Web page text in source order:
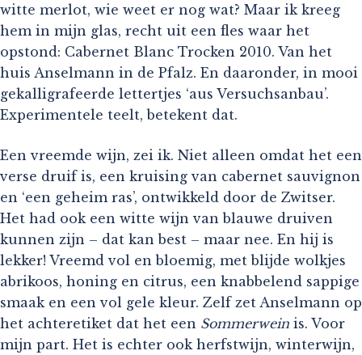
witte merlot, wie weet er nog wat? Maar ik kreeg
hem in mijn glas, recht uit een fles waar het
opstond: Cabernet Blanc Trocken 2010. Van het
huis Anselmann in de Pfalz. En daaronder, in mooi
gekalligrafeerde lettertjes ‘aus Versuchsanbau’.
Experimentele teelt, betekent dat.
Een vreemde wijn, zei ik. Niet alleen omdat het een
verse druif is, een kruising van cabernet sauvignon
en ‘een geheim ras’, ontwikkeld door de Zwitser.
Het had ook een witte wijn van blauwe druiven
kunnen zijn – dat kan best – maar nee. En hij is
lekker! Vreemd vol en bloemig, met blijde wolkjes
abrikoos, honing en citrus, een knabbelend sappige
smaak en een vol gele kleur. Zelf zet Anselmann op
het achteretiket dat het een Sommerwein is. Voor
mijn part. Het is echter ook herfstwijn, winterwijn,